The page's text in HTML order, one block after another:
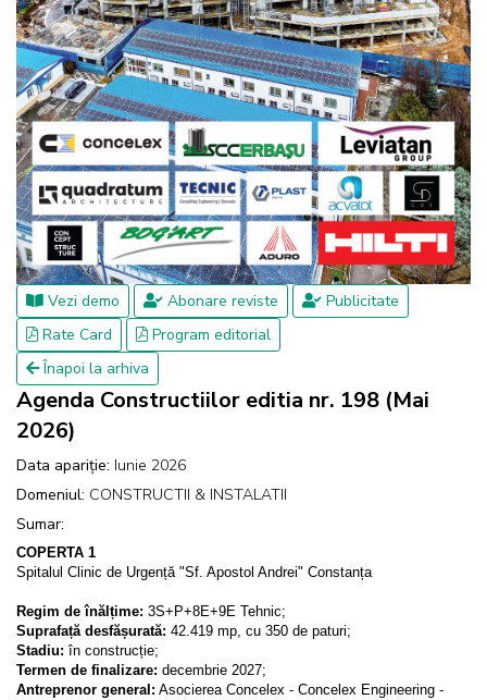
Vezi demo Abonare reviste
Publicitate
Rate Card
Program editorial
Înapoi la arhiva
Agenda Constructiilor editia nr. 198 (Mai
2026)
Data apariție: Iunie 2026
Domeniul: CONSTRUCTII & INSTALATII
Sumar:
COPERTA 1
Spitalul Clinic de Urgență "Sf. Apostol Andrei" Constanța
Regim de înălțime: 3S+P+8E+9E Tehnic;
Suprafață desfășurată: 42.419 mp, cu 350 de paturi;
Stadiu: în construcție;
Termen de finalizare: decembrie 2027;
Antreprenor general: Asocierea Concelex - Concelex Engineering -